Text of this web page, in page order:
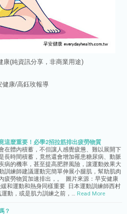
康(純資訊分享，非商業用途)
健康/高鈺玫報導
這麼重要！必學2招拉筋排出疲勞物質
在體內積蓄，不但讓人感覺疲憊、難以展開下
長時間積蓄，竟然還會增加罹患糖尿病、動脈
病的機率，甚至提高肥胖風險，讓運動效果大
訓練師建議運動完簡單伸展小腿肌，幫助肌肉
疲勞物質加速排出，。 圖片來源：早安健康
和運動和熱身同樣重要 日本運動訓練師西村
動，或是肌力訓練之前，…
Read More
？